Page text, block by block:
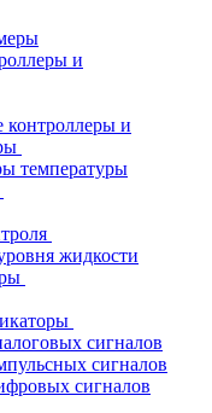
и
контроллеры и
температуры
жидкости
сигналов
сигналов
сигналов